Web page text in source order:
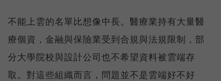
不能上雲的名單比想像中長。醫療業持有大量醫
療個資，金融與保險業受到合規與法規限制，部
分大學院校與設計公司也不希望資料被雲端存
取。對這些組織而言，問題並不是雲端好不好